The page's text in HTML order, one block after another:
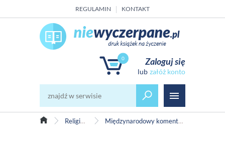
REGULAMIN KONTAKT
0 Zaloguj się
załóż konto
Religia, teologia, historia Kościoła Międzynarodowy komentarz do Pisma Świętego. Tom VIII: Listy świętego Pawła Apostoła